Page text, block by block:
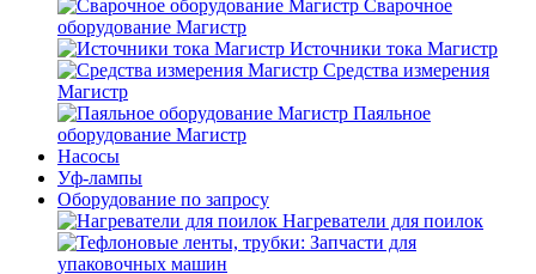
Сварочное
оборудование Магистр
Источники тока Магистр
Средства измерения
Магистр
Паяльное
оборудование Магистр
Насосы
Уф-лампы
Оборудование по запросу
Нагреватели для поилок